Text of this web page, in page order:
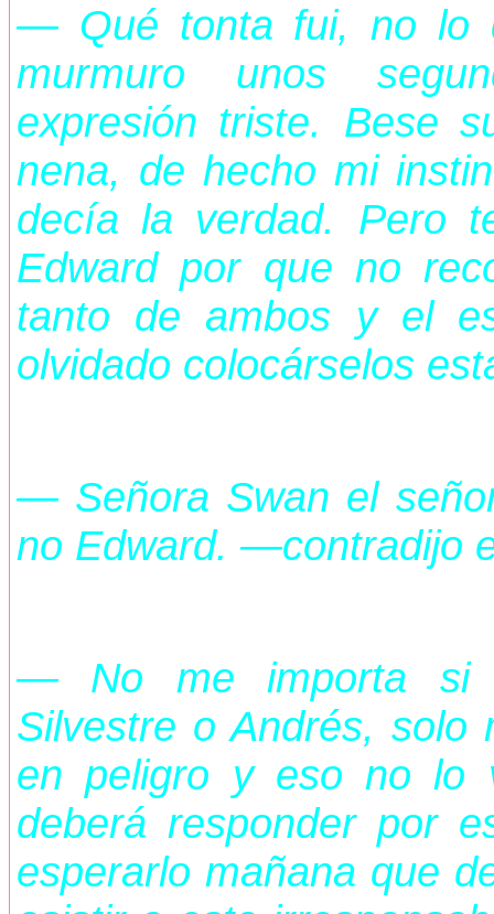
— Qué tonta fui, no lo
murmuro unos
expresión triste. Bese
nena, de hecho mi
decía la verdad. Pero
Edward por que no
tanto de ambos y el
olvidado colocárselos
— Señora Swan el
no Edward. —contradijo
— No me importa si
Silvestre o Andrés, solo
en peligro y eso no lo
deberá responder por
esperarlo mañana que